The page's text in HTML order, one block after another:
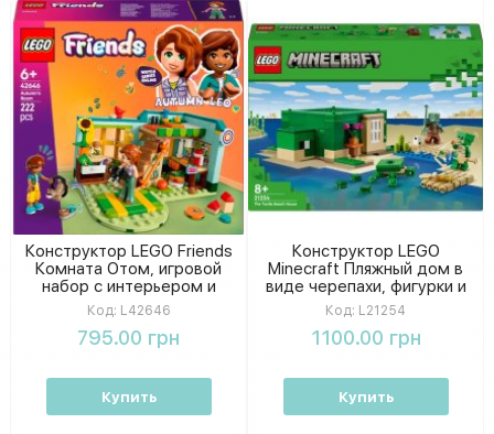
Конструктор LEGO Friends
Комната Отом, игровой
набор с интерьером и
мини-фигурками для
детей
Код: L42646
795.00 грн
Купить
Конструктор LEGO
Minecraft Пляжный дом в
виде черепахи, фигурки и
аксессуары, 234 детали
Код: L21254
1100.00 грн
Купить